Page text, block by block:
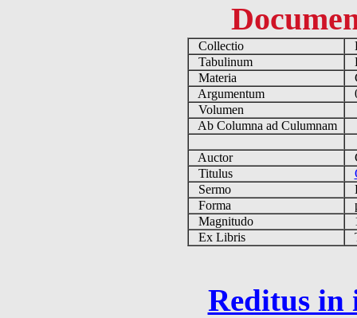
Collectio
Tabulinum
Materia
Argumentum
Volumen
Ab Columna ad Culumnam
Auctor
Titulus
Sermo
Forma
Magnitudo
Ex Libris
Reditus in